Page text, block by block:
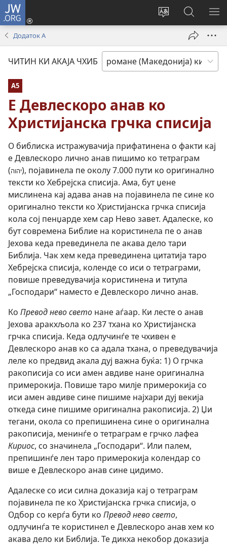
JW.ORG
Change
language
Логирин
window)
Роде
ки
JW.ORG
Додаток А
ЧИТИН КИ АКАЈА ЧХИБ
А5
Е Девлескоро анав ко
Христијанска грчка списија
О библиска истражувачија прифатинена о факти кај
е Девлескоро лично анав пишимо ко тетраграм
(יהוה), појавинела пе околу 7.000 пути ко оригинално
тексти ко Хебрејска списија. Ама, бут џене
мислинена кај адава анав на појавинела пе сине ко
оригинално тексти ко Христијанска грчка списија
кола сој пенџарде хем сар Нево завет. Адалеске, ко
бут современа Библие на користинела пе о анав
Јехова кеда превединела пе акава дело тари
Библија. Чак хем кеда превединена цитатија таро
Хебрејска списија, коленде со иси о тетраграми,
повише преведувачија користинена и титула
„Господари“ наместо е Девлескоро лично анав.
Ко Превод нево свето нане аѓаар. Ки лесте о анав
Јехова аракхљола ко 237 тхана ко Христијанска
грчка списија. Кеда одлучинѓе те чхивен е
Девлескоро анав ко са адала тхана, о преведувачија
леле ко предвид акала дуј важна буќа: 1) О грчка
ракописија со иси амен авдиве нане оригинална
примерокија. Повише таро милје примерокија со
иси амен авдиве сине пишиме најхари дуј векија
откеда сине пишиме оригинална ракописија. 2) Џи
тегани, окола со препишинена сине о оригинална
ракописија, менинѓе о тетраграм е грчко лафеа
Кириос, со значинела „Господари“. Или палем,
препишинѓе лен таро примерокија колендар со
више е Девлескоро анав сине цидимо.
Адалеске со иси силна доказија кај о тетраграм
појавинела пе ко Христијанска грчка списија, о
Одбор со керѓа бути ко Превод нево свето,
одлучинѓа те користинел е Девлескоро анав хем ко
акава дело ки Библија. Те дикха некобор доказија